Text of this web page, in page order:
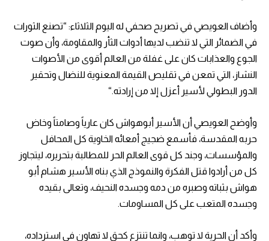
وأضاف العويصي في تصريح صحفي له اليوم الثلاثاء: “تصنع الثورات
في الضمائر التي لا تنضب لديها أدوات الثأر والمقاومة، وأن صوت
الجوع والعذابات كان على غفلة من العالم أقوى من الأصوات
النشاز، التي تمعن في تقليص القيمة المعنوية للنضال وتحقير
الدور البطولي لأسير أعزل إلا من إرادته“.
وأوضح العويصي أن الأسير أبوهواش كان عارياً وصامتاً وخاض
حربه المقدسة، فأسمع ضجيج أمعائه الخاوية كل المحافل
والمؤسسات، وجند كل قوى العالم الحر للمطالبة بتحريره، ليتجاوز
كل من أرادوا قتل الفكرة والنموذج الذي بناه الأسير هشام أبو
هواش بثباته وصبره من دمه وجسده النحيف، وتعالى بقيده
وجسده المتعب على كل المساومات.
وأكد أن الحرية لا توهب، وانما تنتزع كحق لا تهاون في استرداده،